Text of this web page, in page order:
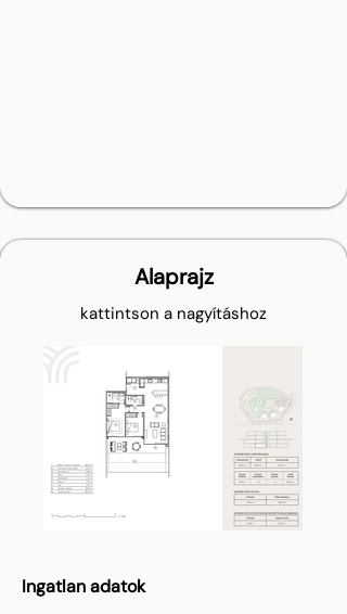
Alaprajz
kattintson a nagyításhoz
Ingatlan adatok